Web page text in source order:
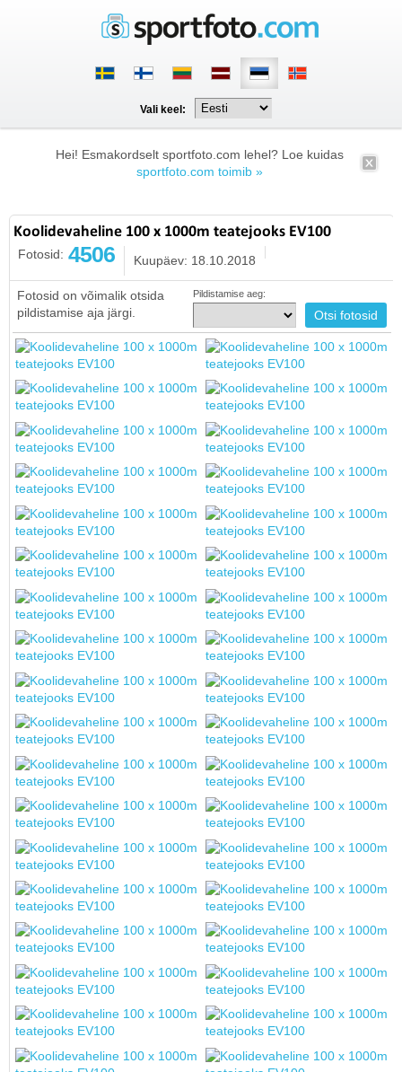
Vali keel:
Hei! Esmakordselt sportfoto.com lehel? Loe kuidas
sportfoto.com toimib »
Koolidevaheline 100 x 1000m teatejooks EV100
Fotosid: 4506 Kuupäev: 18.10.2018
Fotosid on võimalik otsida
pildistamise aja järgi.
Pildistamise aeg: